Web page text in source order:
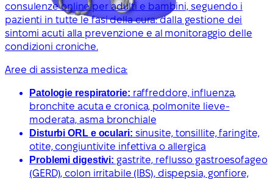
consulenze online per adulti e bambini, seguendo i
pazienti in tutte le fasi della cura: dalla gestione dei
sintomi acuti alla prevenzione e al monitoraggio delle
condizioni croniche.
Aree di assistenza medica:
Patologie respiratorie: raffreddore, influenza,
bronchite acuta e cronica, polmonite lieve-
moderata, asma bronchiale
Disturbi ORL e oculari: sinusite, tonsillite, faringite,
otite, congiuntivite infettiva o allergica
Problemi digestivi: gastrite, reflusso gastroesofageo
(GERD), colon irritabile (IBS), dispepsia, gonfiore,